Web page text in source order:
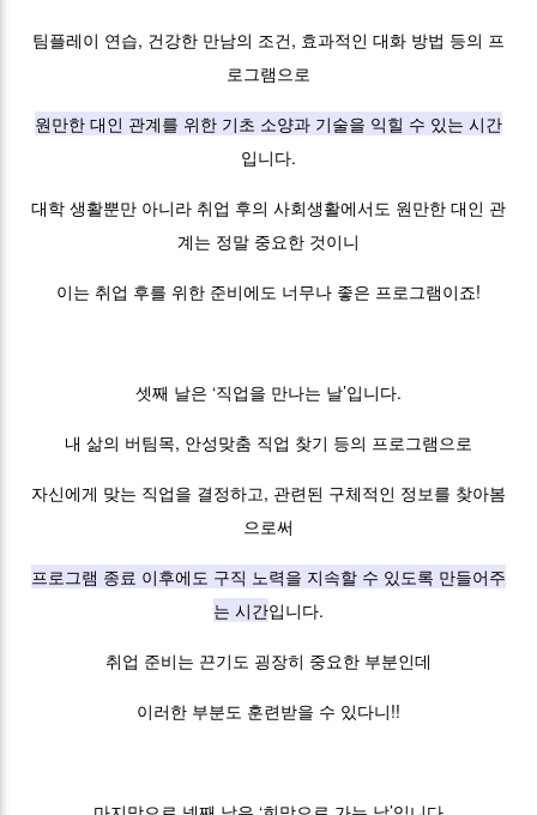
팀플레이 연습, 건강한 만남의 조건, 효과적인 대화 방법 등의 프
로그램으로
원만한 대인 관계를 위한 기초 소양과 기술을 익힐 수 있는 시간
입니다.
대학 생활뿐만 아니라 취업 후의 사회생활에서도 원만한 대인 관
계는 정말 중요한 것이니
이는 취업 후를 위한 준비에도 너무나 좋은 프로그램이죠!
셋째 날은 ‘직업을 만나는 날’입니다.
내 삶의 버팀목, 안성맞춤 직업 찾기 등의 프로그램으로
자신에게 맞는 직업을 결정하고, 관련된 구체적인 정보를 찾아봄
으로써
프로그램 종료 이후에도 구직 노력을 지속할 수 있도록 만들어주
는 시간입니다.
취업 준비는 끈기도 굉장히 중요한 부분인데
이러한 부분도 훈련받을 수 있다니!!